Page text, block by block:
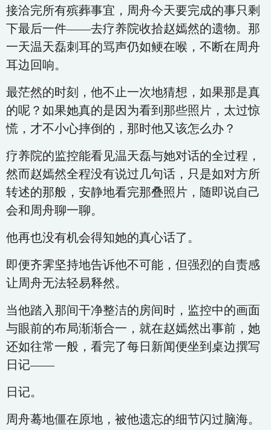
接洽完所有殡葬事宜，周舟今天要完成的事只剩
下最后一件——去疗养院收拾赵嫣然的遗物。那
一天温天磊刺耳的骂声仍如鲠在喉，不断在周舟
耳边回响。
最茫然的时刻，他不止一次地猜想，如果那是真
的呢？如果她真的是因为看到那些照片，太过惊
慌，才不小心摔倒的，那时他又该怎么办？
疗养院的监控能看见温天磊与她对话的全过程，
然而赵嫣然全程没有说过几句话，只是如对方所
转述的那般，安静地看完那叠照片，随即说自己
会和周舟聊一聊。
他再也没有机会得知她的真心话了。
即便齐霁坚持地告诉他不可能，但强烈的自责感
让周舟无法轻易释然。
当他踏入那间干净整洁的房间时，监控中的画面
与眼前的布局渐渐合一，就在赵嫣然出事前，她
还如往常一般，看完了每日新闻便坐到桌边撰写
日记——
日记。
周舟蓦地僵在原地，被他遗忘的细节闪过脑海。